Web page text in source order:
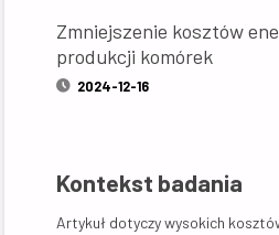
Zmniejszenie kosztów
produkcji komórek
2024-12-16
Kontekst badania
Artykuł dotyczy wysokich